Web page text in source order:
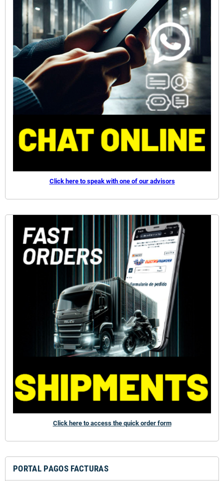
Click here to speak with one of our advisors
Click here to access the quick order form
PORTAL PAGOS FACTURAS